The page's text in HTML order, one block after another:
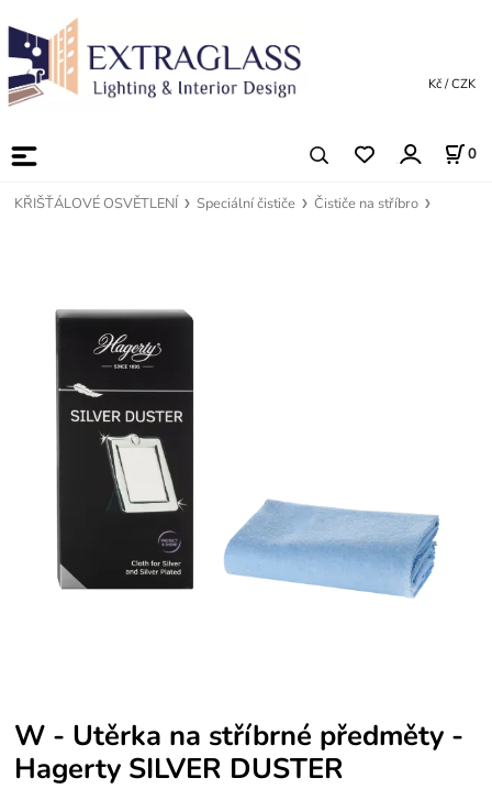
0
Kč / CZK
KŘIŠŤÁLOVÉ OSVĚTLENÍ Speciální čističe Čističe na stříbro
W - Utěrka na stříbrné předměty -
Hagerty SILVER DUSTER